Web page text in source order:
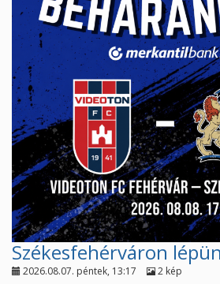
Székesfehérváron
2026.08.07. péntek, 13:17 2 kép